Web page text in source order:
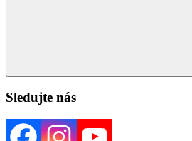
Search
Sledujte nás